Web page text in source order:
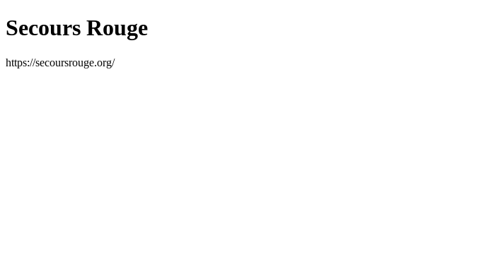
Secours Rouge
https://secoursrouge.org/